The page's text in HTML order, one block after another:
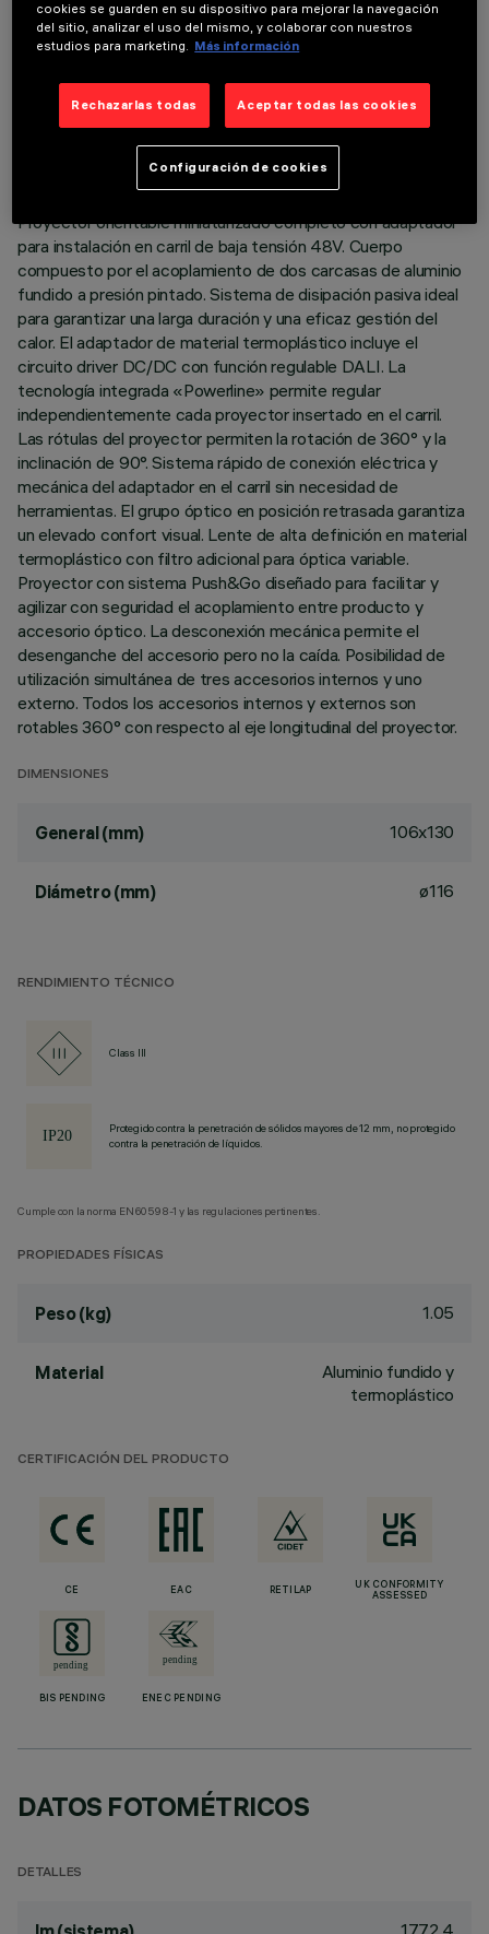
DATOS TÉCNICOS
ÚLTIMA ACTUALIZACIÓN: 07/08/2026
Proyector orientable miniaturizado completo con adaptador
para instalación en carril de baja tensión 48V. Cuerpo
compuesto por el acoplamiento de dos carcasas de aluminio
fundido a presión pintado. Sistema de disipación pasiva ideal
para garantizar una larga duración y una eficaz gestión del
calor. El adaptador de material termoplástico incluye el
circuito driver DC/DC con función regulable DALI. La
tecnología integrada «Powerline» permite regular
independientemente cada proyector insertado en el carril.
Las rótulas del proyector permiten la rotación de 360° y la
inclinación de 90°. Sistema rápido de conexión eléctrica y
mecánica del adaptador en el carril sin necesidad de
herramientas. El grupo óptico en posición retrasada garantiza
un elevado confort visual. Lente de alta definición en material
termoplástico con filtro adicional para óptica variable.
Proyector con sistema Push&Go diseñado para facilitar y
agilizar con seguridad el acoplamiento entre producto y
accesorio óptico. La desconexión mecánica permite el
desenganche del accesorio pero no la caída. Posibilidad de
utilización simultánea de tres accesorios internos y uno
externo. Todos los accesorios internos y externos son
rotables 360° con respecto al eje longitudinal del proyector.
DIMENSIONES
General (mm) 106x130
Diámetro (mm) ø116
RENDIMIENTO TÉCNICO
Class III
Protegido contra la penetración de sólidos mayores de 12 mm, no protegido
contra la penetración de líquidos.
Cumple con la norma EN60598-1 y las regulaciones pertinentes.
PROPIEDADES FÍSICAS
Peso (kg) 1.05
Material
Aluminio fundido y
termoplástico
CERTIFICACIÓN DEL PRODUCTO
CE EAC RETILAP
UK CONFORMITY
ASSESSED
BIS PENDING ENEC PENDING
DATOS FOTOMÉTRICOS
DETALLES
1772.4
cookies se guarden en su dispositivo para mejorar la navegación
del sitio, analizar el uso del mismo, y colaborar con nuestros
estudios para marketing. Más información
Rechazarlas todas Aceptar todas las cookies
Configuración de cookies